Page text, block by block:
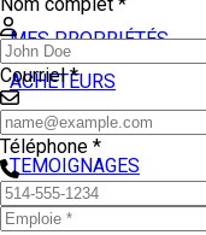
MES PROPRIÉTÉS
ACHETEURS
VENDEURS
TEMOIGNAGES
OUTILS
Nom complet *
Courriel *
Téléphone *